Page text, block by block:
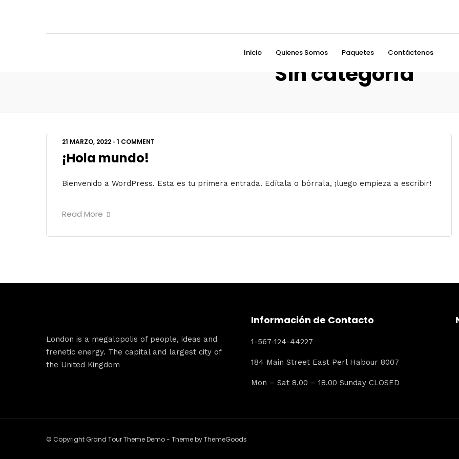
Inicio Quienes Somos Paquetes Contáctenos
Sin categoría
21 MARZO, 2022 • 1 COMMENT
¡Hola mundo!
Bienvenido a WordPress. Esta es tu primera entrada. Edítala o bórrala, ¡luego empieza a escribir!
Read More
London is a megalopolis of people, ideas and
frenetic energy. The capital and largest city of
the United Kingdom
Información de Contacto
1-567-124-44227
184 Main Street East Perl Habour 8007
Mon – Sat 8.00 – 18.00 Sunday CLOSED
© Copyright Grand Tour Theme Demo - Theme by ThemeGoods